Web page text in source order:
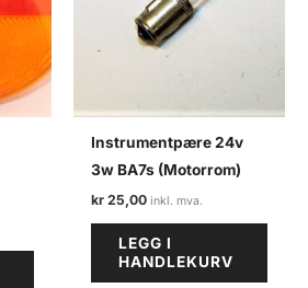
Instrumentpære 24v
3w BA7s (Motorrom)
kr 25,00
LEGG I
HANDLEKURV